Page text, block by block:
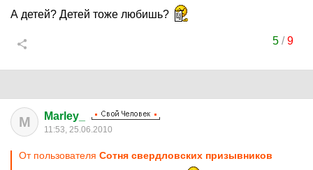
А детей? Детей тоже любишь?
5/9
M Marley_
11:53, 25.06.2010
От пользователя Сотня свердловских призывников